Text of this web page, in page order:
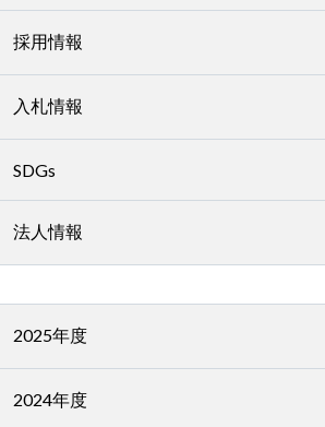
採用情報
入札情報
SDGs
法人情報
2025年度
2024年度